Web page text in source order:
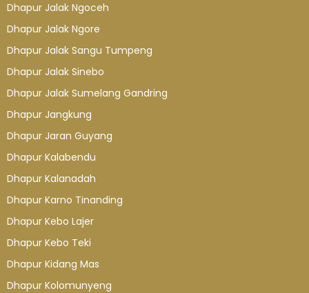
Dhapur Jalak Ngoceh
Dhapur Jalak Ngore
Dhapur Jalak Sangu Tumpeng
Dhapur Jalak Sinebo
Dhapur Jalak Sumelang Gandring
Dhapur Jangkung
Dhapur Jaran Guyang
Dhapur Kalabendu
Dhapur Kalanadah
Dhapur Karno Tinanding
Dhapur Kebo Lajer
Dhapur Kebo Teki
Dhapur Kidang Mas
Dhapur Kolomunyeng